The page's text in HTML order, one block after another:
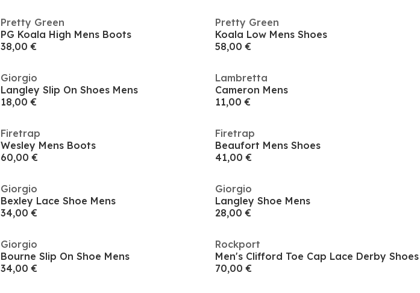
Pretty Green
PG Koala High Mens Boots
38,00 €
Pretty Green
Koala Low Mens Shoes
58,00 €
Giorgio
Langley Slip On Shoes Mens
18,00 €
Lambretta
Cameron Mens
11,00 €
Firetrap
Wesley Mens Boots
60,00 €
Firetrap
Beaufort Mens Shoes
41,00 €
Giorgio
Bexley Lace Shoe Mens
34,00 €
Giorgio
Langley Shoe Mens
28,00 €
Giorgio
Bourne Slip On Shoe Mens
34,00 €
Rockport
Men's Clifford Toe Cap Lace Derby Shoes
70,00 €